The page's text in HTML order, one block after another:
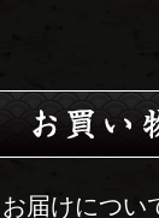
お届けについ